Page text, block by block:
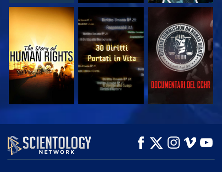
GUARDA GUARDA GUARDA
GUARDA
ESPLORA LE
SERIE